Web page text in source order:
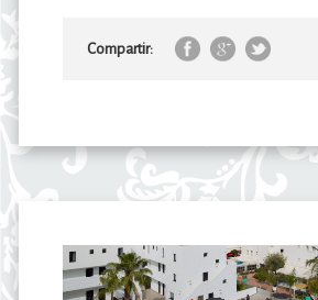
Compartir: